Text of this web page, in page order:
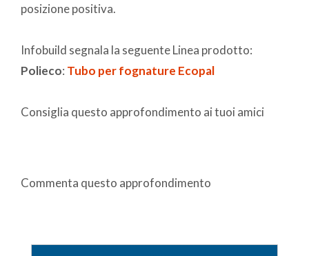
posizione positiva.
Infobuild segnala la seguente Linea prodotto:
Polieco: Tubo per fognature Ecopal
Consiglia questo approfondimento ai tuoi amici
Commenta questo approfondimento